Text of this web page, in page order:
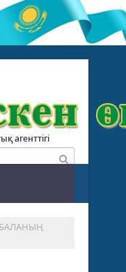
агенттігі
БАЛАНЫҢ